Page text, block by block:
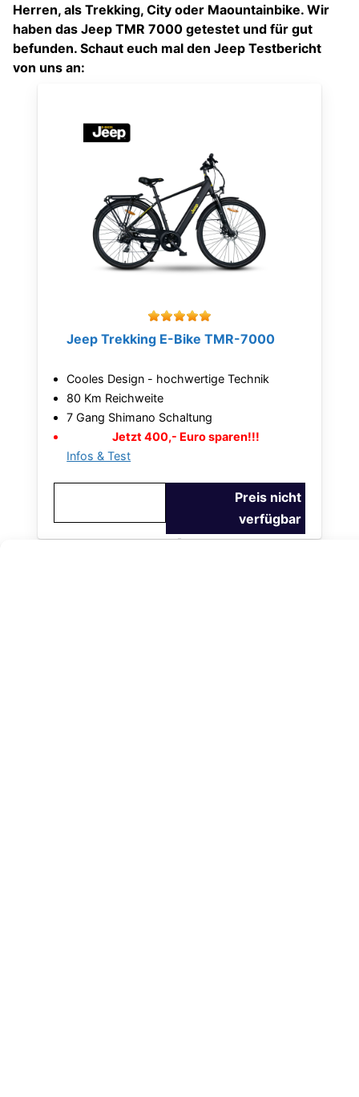
Herren, als Trekking, City oder Maountainbike. Wir
haben das Jeep TMR 7000 getestet und für gut
befunden. Schaut euch mal den Jeep Testbericht
von uns an:
Jeep Trekking E-Bike TMR-7000
Cooles Design - hochwertige Technik
80 Km Reichweite
7 Gang Shimano Schaltung
Jetzt 400,- Euro sparen!!!
Infos & Test
Preis nicht
verfügbar